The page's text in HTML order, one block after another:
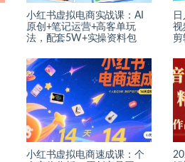
小红书虚拟电商实战课：AI
原创+笔记运营+高客单玩
法，配套5W+实操资料包
视
小红书虚拟电商速成课：个